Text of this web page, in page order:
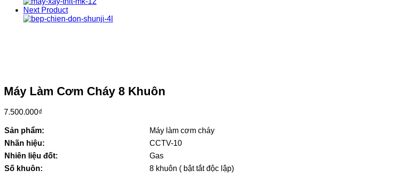
Next Product
Máy Làm Cơm Cháy 8 Khuôn
7.500.000₫
Sản phẩm:
Máy làm cơm cháy
Nhãn hiệu:
CCTV-10
Nhiên liệu đốt:
Gas
Số khuôn:
8 khuôn ( bật tắt độc lập)